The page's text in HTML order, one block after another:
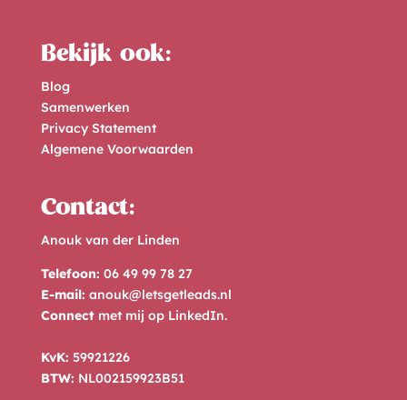
Bekijk ook:
Blog
Samenwerken
Privacy Statement
Algemene Voorwaarden
Contact:
Anouk van der Linden
Telefoon: 06 49 99 78 27
E-mail: anouk@letsgetleads.nl
Connectmet mij op LinkedIn.
KvK: 59921226
BTW: NL002159923B51